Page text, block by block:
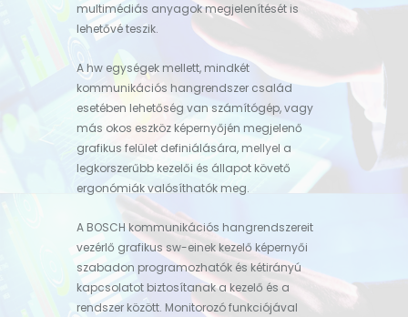
multimédiás anyagok megjelenítését is
lehetővé teszik.
A hw egységek mellett, mindkét
kommunikációs hangrendszer család
esetében lehetőség van számítógép, vagy
más okos eszköz képernyőjén megjelenő
grafikus felület definiálására, mellyel a
legkorszerűbb kezelői és állapot követő
ergonómiák valósíthatók meg.
A BOSCH kommunikációs hangrendszereit
vezérlő grafikus sw-einek kezelő képernyői
szabadon programozhatók és kétirányú
kapcsolatot biztosítanak a kezelő és a
rendszer között. Monitorozó funkciójával